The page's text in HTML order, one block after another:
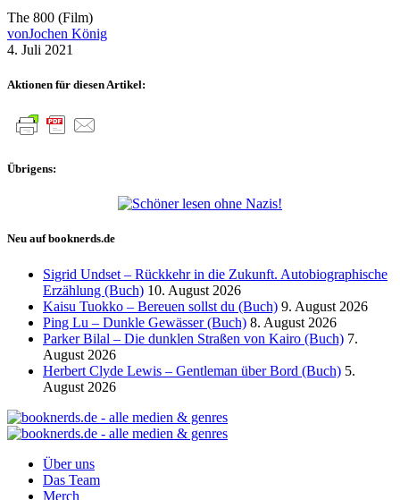
The 800 (Film)
vonJochen König
4. Juli 2021
Aktionen für diesen Artikel:
Übrigens:
Neu auf booknerds.de
Sigrid Undset – Rückkehr in die Zukunft. Autobiographische
Erzählung (Buch) 10. August 2026
Kaisu Tuokko – Bereuen sollst du (Buch) 9. August 2026
Ping Lu – Dunkle Gewässer (Buch) 8. August 2026
Parker Bilal – Die dunklen Straßen von Kairo (Buch) 7.
August 2026
Herbert Clyde Lewis – Gentleman über Bord (Buch) 5.
August 2026
Über uns
Das Team
Merch